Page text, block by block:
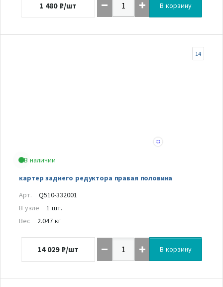
1 480 ₽/шт В корзину
В наличии
картер заднего редуктора правая половина
14
Арт.
Q510-332001
В узле
1 шт.
Вес
2.047 кг
14 029 ₽/шт В корзину